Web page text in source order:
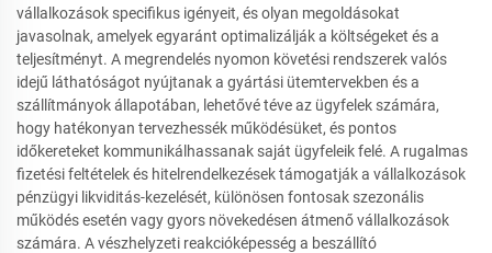
vállalkozások specifikus igényeit, és olyan megoldásokat
javasolnak, amelyek egyaránt optimalizálják a költségeket és a
teljesítményt. A megrendelés nyomon követési rendszerek valós
idejű láthatóságot nyújtanak a gyártási ütemtervekben és a
szállítmányok állapotában, lehetővé téve az ügyfelek számára,
hogy hatékonyan tervezhessék működésüket, és pontos
időkereteket kommunikálhassanak saját ügyfeleik felé. A rugalmas
fizetési feltételek és hitelrendelkezések támogatják a vállalkozások
pénzügyi likviditás-kezelését, különösen fontosak szezonális
működés esetén vagy gyors növekedésen átmenő vállalkozások
számára. A vészhelyzeti reakcióképesség a beszállító